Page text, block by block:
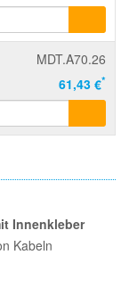
MDT.A70.26
61,43 €*
Innenkleber
Kabeln